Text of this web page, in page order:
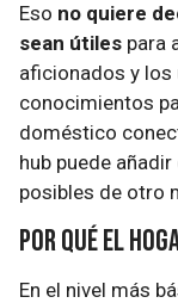
Eso no quiere
sean útiles para
aficionados y los
conocimientos
doméstico
hub puede
posibles de otro
Por qué el
En el nivel más